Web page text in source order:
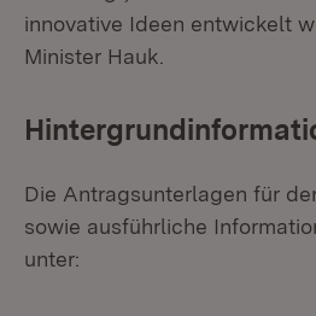
innovative Ideen entwickelt
Minister Hauk.
Die Antragsunterlagen für
sowie ausführliche
unter: